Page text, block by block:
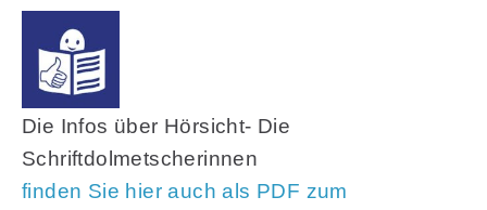
Die Infos über Hörsicht- Die
Schriftdolmetscherinnen
finden Sie hier auch als PDF zum